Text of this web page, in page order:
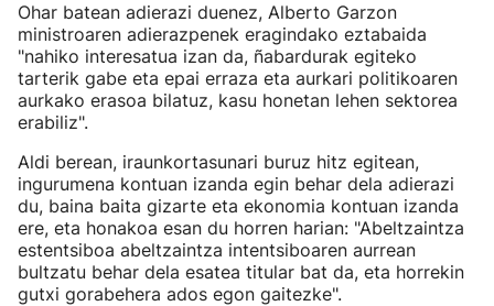
Ohar batean adierazi duenez, Alberto Garzon
ministroaren adierazpenek eragindako eztabaida
"nahiko interesatua izan da, ñabardurak egiteko
tarterik gabe eta epai erraza eta aurkari politikoaren
aurkako erasoa bilatuz, kasu honetan lehen sektorea
erabiliz".
Aldi berean, iraunkortasunari buruz hitz egitean,
ingurumena kontuan izanda egin behar dela adierazi
du, baina baita gizarte eta ekonomia kontuan izanda
ere, eta honakoa esan du horren harian: "Abeltzaintza
estentsiboa abeltzaintza intentsiboaren aurrean
bultzatu behar dela esatea titular bat da, eta horrekin
gutxi gorabehera ados egon gaitezke".